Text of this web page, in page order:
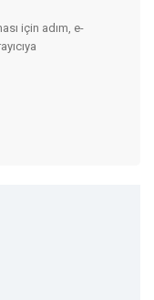
için adım, e-